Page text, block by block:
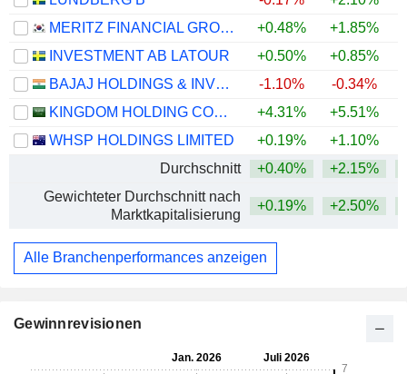
MERITZ FINANCIAL GROUP INC.
+0.48% +1.85%
INVESTMENT AB LATOUR
+0.50% +0.85%
BAJAJ HOLDINGS & INVESTMENT LIMITED
-1.10% -0.34%
KINGDOM HOLDING COMPANY
+4.31% +5.51%
WHSP HOLDINGS LIMITED
+0.19% +1.10%
Durchschnitt
+0.40% +2.15%
Gewichteter Durchschnitt nach
Marktkapitalisierung
+0.19% +2.50%
Alle Branchenperformances anzeigen
Gewinnrevisionen